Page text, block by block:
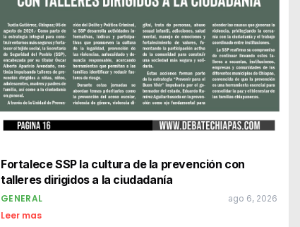
Fortalece SSP la cultura de la prevención con
talleres dirigidos a la ciudadanía
GENERAL ago 6, 2026
Leer mas